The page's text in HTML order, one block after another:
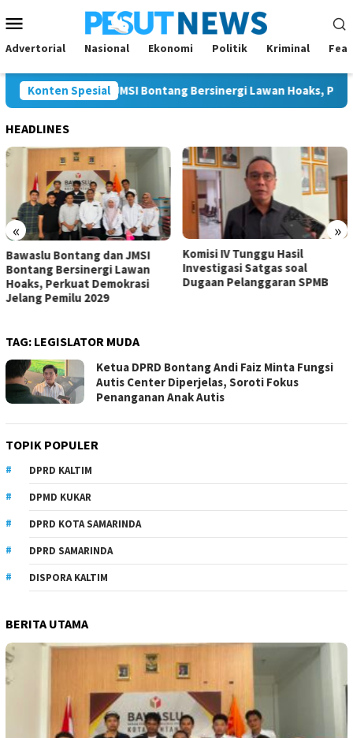
ke
kontenMobile
Advertorial Nasional Ekonomi Politik Kriminal
Konten Spesial
Bontang dan JMSI Bontang Bersinergi Lawan Hoaks, Perkuat
HEADLINES
« »
Komisi IV Tunggu Hasil
Investigasi Satgas soal
Dugaan Pelanggaran SPMB
Komisi I Dorong Pemkot
Kurangi Belanja ASN demi
Perluas Ruang
TAG: LEGISLATOR MUDA
Ketua DPRD Bontang Andi Faiz Minta Fungsi
Autis Center Diperjelas, Soroti Fokus
Penanganan Anak Autis
TOPIK POPULER
DPRD KALTIM
DPMD KUKAR
DPRD KOTA SAMARINDA
DPRD SAMARINDA
DISPORA KALTIM
BERITA UTAMA